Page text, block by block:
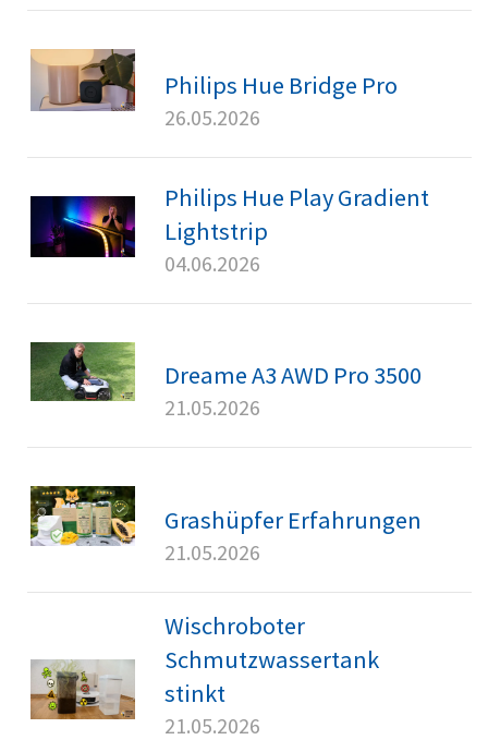
Philips Hue Bridge Pro
26.05.2026
Philips Hue Play Gradient
Lightstrip
04.06.2026
Dreame A3 AWD Pro 3500
21.05.2026
Grashüpfer Erfahrungen
21.05.2026
Wischroboter
Schmutzwassertank
stinkt
21.05.2026